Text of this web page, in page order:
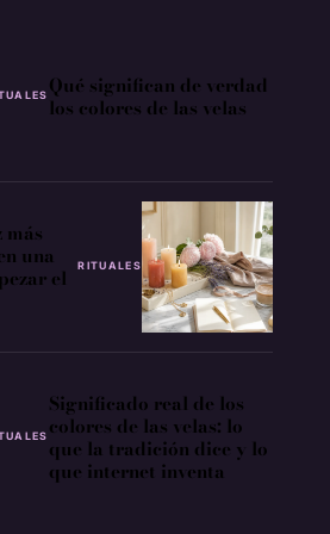
Qué significan de verdad
los colores de las velas
RITUALES
más
una
el
Significado real de los
colores de las velas: lo
que la tradición dice y lo
que internet inventa